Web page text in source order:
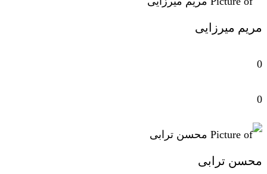
مریم میرزایی
0
0
محسن ترابی